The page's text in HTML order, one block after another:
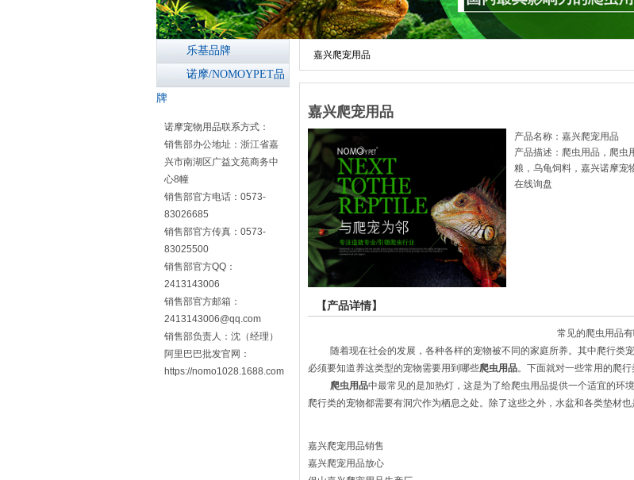
乐基品牌
诺摩/NOMOYPET品
牌
诺摩宠物用品联系方式：
销售部办公地址：浙江省嘉
兴市南湖区广益文苑商务中
心8幢
销售部官方电话：0573-
83026685
销售部官方传真：0573-
83025500
销售部官方QQ：
2413143006
销售部官方邮箱：
2413143006@qq.com
销售部负责人：沈（经理）
阿里巴巴批发官网：
https://nomo1028.1688.com
嘉兴爬宠用品
嘉兴爬宠用品
产品名称：嘉兴爬宠用品
产品描述：爬虫用品，爬虫
粮，乌龟饲料，嘉兴诺摩宠
在线询盘
【产品详情】
常见的爬虫用品
随着现在社会的发展，各种各样的宠物被不同的家庭所养。其中爬行类
必须要知道养这类型的宠物需要用到哪些爬虫用品。下面就对一些常用的爬行
爬虫用品中最常见的是加热灯，这是为了给爬虫用品提供一个适宜的环
爬行类的宠物都需要有洞穴作为栖息之处。除了这些之外，水盆和各类垫材也
嘉兴爬宠用品销售
嘉兴爬宠用品放心